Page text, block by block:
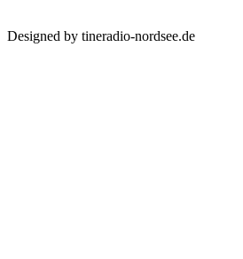
Designed by tineradio-nordsee.de